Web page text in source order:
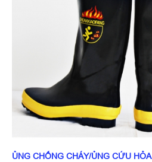
ỦNG CHỐNG CHÁY/ỦNG CỨU HỎA